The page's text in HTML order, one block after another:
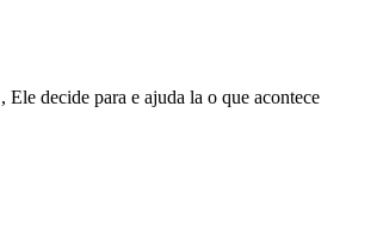
decide para e ajuda la o que acontece